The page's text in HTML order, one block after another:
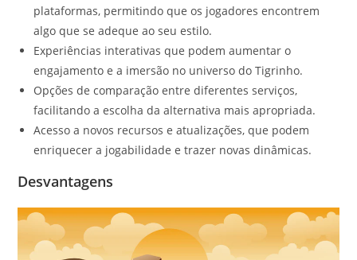
plataformas, permitindo que os jogadores encontrem
algo que se adeque ao seu estilo.
Experiências interativas que podem aumentar o
engajamento e a imersão no universo do Tigrinho.
Opções de comparação entre diferentes serviços,
facilitando a escolha da alternativa mais apropriada.
Acesso a novos recursos e atualizações, que podem
enriquecer a jogabilidade e trazer novas dinâmicas.
Desvantagens